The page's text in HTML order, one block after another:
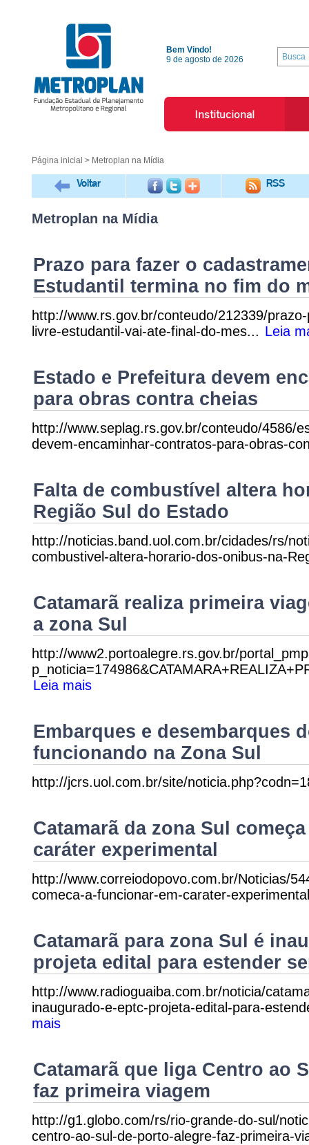
Bem Vindo!
9 de agosto de 2026
Institucional
Página inicial > Metroplan na Mídia
Voltar RSS
Metroplan na Mídia
Prazo para fazer o
Estudantil termina no fim do
http://www.rs.gov.br/conteudo/212339/
livre-estudantil-vai-ate-final-do-mes... Leia
Estado e Prefeitura devem
para obras contra cheias
http://www.seplag.rs.gov.br/conteudo/4586/
devem-encaminhar-contratos-para-obras-
Falta de combustível altera
Região Sul do Estado
http://noticias.band.uol.com.br/cidades/rs/
combustivel-altera-horario-dos-onibus-na-
Catamarã realiza primeira
a zona Sul
http://www2.portoalegre.rs.gov.br/
Leia mais
Embarques e desembarques
funcionando na Zona Sul
http://jcrs.uol.com.br/site/
Catamarã da zona Sul
caráter experimental
http://www.correiodopovo.com.br/Noticias/
comeca-a-funcionar-em-carater-
Catamarã para zona Sul é
projeta edital para estender
http://www.radioguaiba.com.br/noticia/
inaugurado-e-eptc-projeta-edital-para-
mais
Catamarã que liga Centro ao
faz primeira viagem
http://g1.globo.com/rs/rio-grande-do-sul/
centro-ao-sul-de-porto-alegre-faz-primeira-